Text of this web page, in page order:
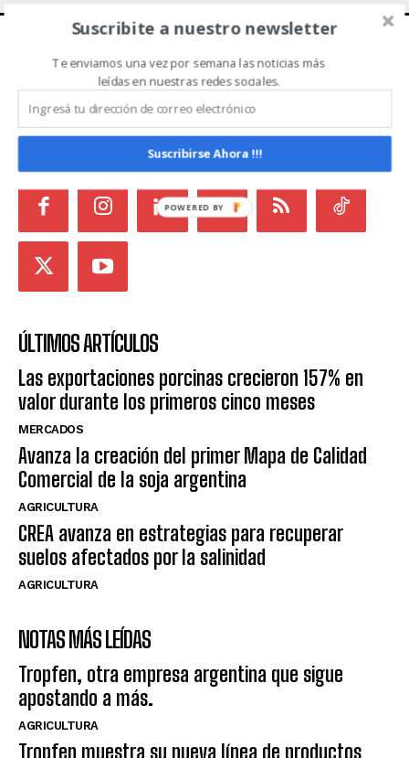
ACERCA DE NOSOTROS
Noticias de Campo es un medio independiente
focalizado en Redes Sociales que intenta aglutinar
todas las noticias del sector en un sólo lugar.
ÚLTIMOS ARTÍCULOS
Las exportaciones porcinas crecieron 157% en
valor durante los primeros cinco meses
MERCADOS
Avanza la creación del primer Mapa de Calidad
Comercial de la soja argentina
AGRICULTURA
CREA avanza en estrategias para recuperar
suelos afectados por la salinidad
AGRICULTURA
NOTAS MÁS LEÍDAS
Tropfen, otra empresa argentina que sigue
apostando a más.
AGRICULTURA
Tropfen muestra su nueva línea de productos
Suscribite a nuestro newsletter
Te enviamos una vez por semana las noticias más
leídas en nuestras redes sociales.
Suscribirse Ahora !!!
POWERED BY